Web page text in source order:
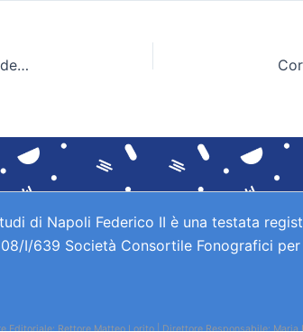
Attuazione del nuovo ordinamento didattico di Giurisprudenza
di Napoli Federico II è una testata
I/639 Società Consortile Fonografici
Editoriale: Rettore Matteo Lorito | Direttore Responsabile: Maria